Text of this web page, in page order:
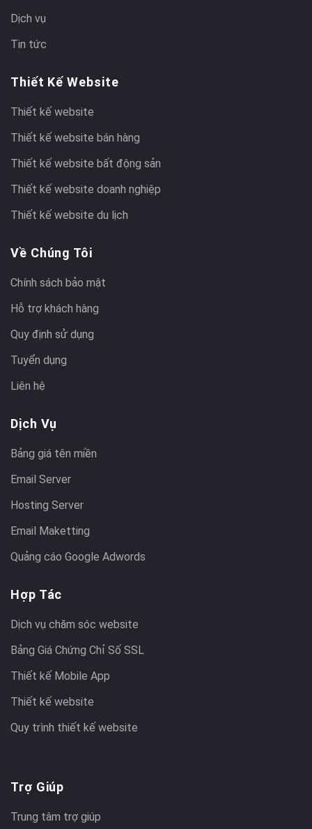
Dịch vụ
Tin tức
Thiết Kế Website
Thiết kế website
Thiết kế website bán hàng
Thiết kế website bất động sản
Thiết kế website doanh nghiệp
Thiết kế website du lịch
Về Chúng Tôi
Chính sách bảo mật
Hỗ trợ khách hàng
Quy định sử dụng
Tuyển dụng
Liên hệ
Dịch Vụ
Bảng giá tên miền
Email Server
Hosting Server
Email Maketting
Quảng cáo Google Adwords
Hợp Tác
Dịch vụ chăm sóc website
Bảng Giá Chứng Chỉ Số SSL
Thiết kế Mobile App
Thiết kế website
Quy trình thiết kế website
Trợ Giúp
Trung tâm trợ giúp